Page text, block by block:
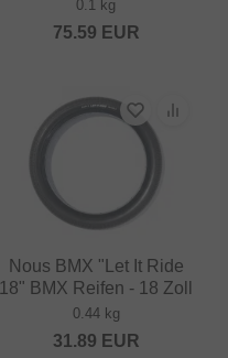
0.1 kg
75.59 EUR
Nous BMX "Let It Ride
18" BMX Reifen - 18 Zoll
0.44 kg
31.89 EUR